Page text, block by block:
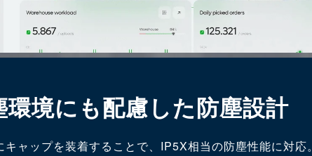
環境にも配慮した防塵設計
ャップを装着することで、IP5X相当の防塵性能に対応。